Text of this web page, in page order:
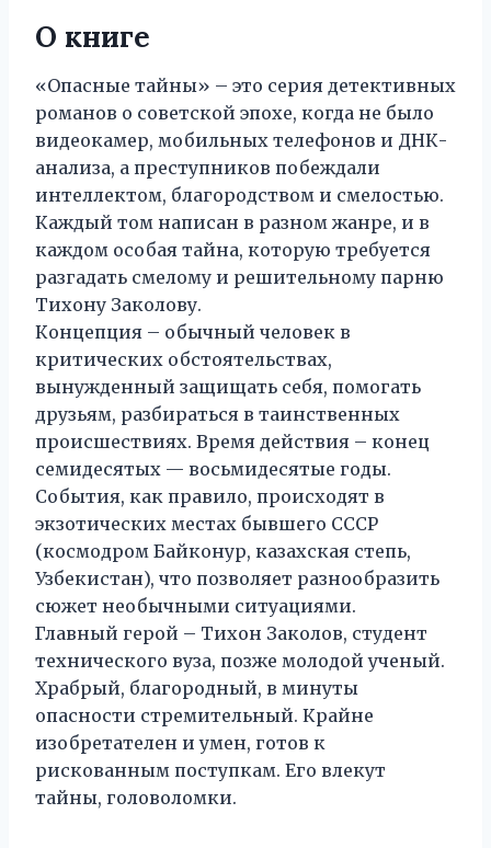
О книге
«Опасные тайны» – это серия детективных
романов о советской эпохе, когда не было
видеокамер, мобильных телефонов и ДНК-
анализа, а преступников побеждали
интеллектом, благородством и смелостью.
Каждый том написан в разном жанре, и в
каждом особая тайна, которую требуется
разгадать смелому и решительному парню
Тихону Заколову.
Концепция – обычный человек в
критических обстоятельствах,
вынужденный защищать себя, помогать
друзьям, разбираться в таинственных
происшествиях. Время действия – конец
семидесятых — восьмидесятые годы.
События, как правило, происходят в
экзотических местах бывшего СССР
(космодром Байконур, казахская степь,
Узбекистан), что позволяет разнообразить
сюжет необычными ситуациями.
Главный герой – Тихон Заколов, студент
технического вуза, позже молодой ученый.
Храбрый, благородный, в минуты
опасности стремительный. Крайне
изобретателен и умен, готов к
рискованным поступкам. Его влекут
тайны, головоломки.